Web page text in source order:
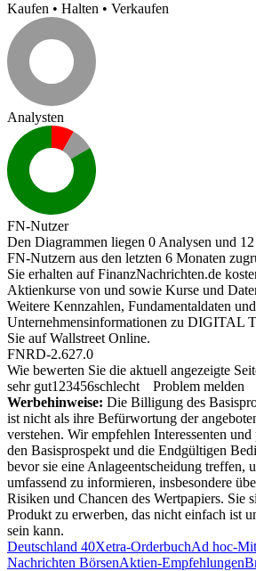
Kaufen • Halten • Verkaufen
Analysten
FN-Nutzer
Den Diagrammen liegen 0 Analysen und
FN-Nutzern aus den letzten 6 Monaten
Sie erhalten auf FinanzNachrichten.de
Aktienkurse von und sowie Kurse und
Weitere Kennzahlen, Fundamentaldaten und
Unternehmensinformationen zu DIGITAL
Sie aufWallstreet Online.
FNRD-2.627.0
Wie bewerten Sie die aktuell angezeigte
sehr gut1 23456schlecht
Problem melden
Werbehinweise: Die Billigung des
ist nicht als ihre Befürwortung der
verstehen. Wir empfehlen Interessenten
den Basisprospekt und die Endgültigen
bevor sie eine Anlageentscheidung treffen,
umfassend zu informieren, insbesondere
Risiken und Chancen des Wertpapiers. Sie
Produkt zu erwerben, das nicht einfach ist
sein kann.
Deutschland 40Xetra-OrderbuchAd hoc-
Nachrichten BörsenAktien-Empfehlungen